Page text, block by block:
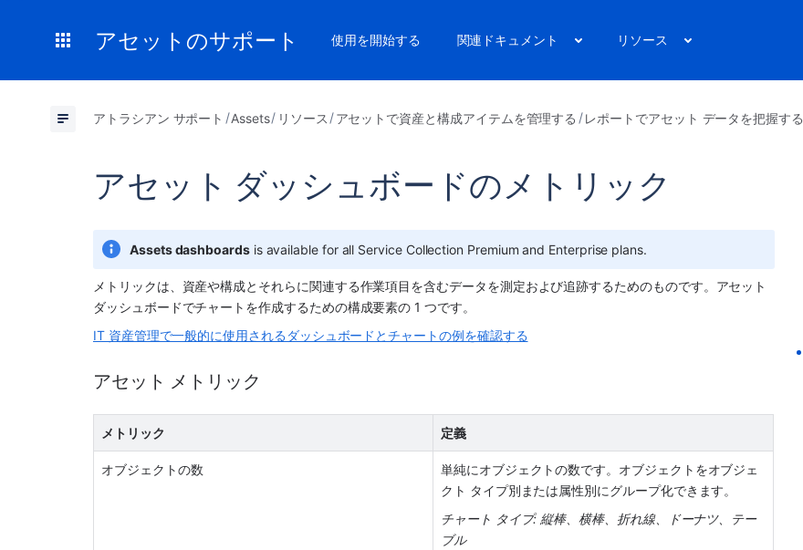
アセットのサポート 使用を開始する 関連ドキュメント リソース
アトラシアン サポート Assets リソース アセットで資産と構成アイテムを管理する レポートでアセット データを把握する
アセット ダッシュボードのメトリック
Assets dashboards is available for all Service Collection Premium and Enterprise plans.
メトリックは、資産や構成とそれらに関連する作業項目を含むデータを測定および追跡するためのものです。アセット
ダッシュボードでチャートを作成するための構成要素の 1 つです。
IT 資産管理で一般的に使用されるダッシュボードとチャートの例を確認する
アセット メトリック
メトリック 定義
オブジェクトの数
単純にオブジェクトの数です。オブジェクトをオブジェ
クト タイプ別または属性別にグループ化できます。
チャート タイプ: 縦棒、横棒、折れ線、ドーナツ、テー
ブル